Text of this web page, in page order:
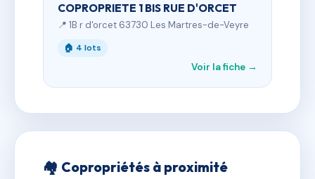
COPROPRIETE 1 BIS RUE D'ORCET
📍 1B r d'orcet 63730 Les Martres-de-Veyre
🏠 4 lots
Voir la fiche →
🏘 Copropriétés à proximité